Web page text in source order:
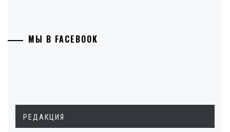
МЫ В FACEBOOK
РЕДАКЦИЯ